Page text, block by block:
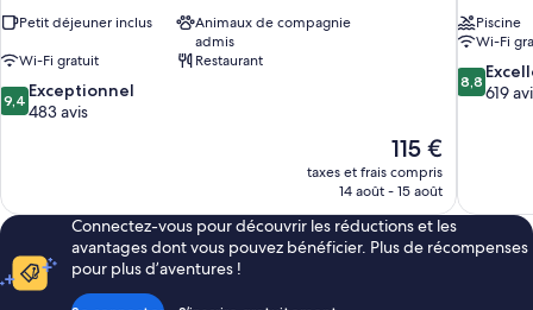
Petit déjeuner inclus
Animaux de compagnie
admis
Wi-Fi gratuit
Restaurant
9.4
sur
9,4 Exceptionnel
483 avis
Le
nouveau
prix
de
115 €
115 €
taxes et frais compris
14 août - 15 août
Piscine
Wi-Fi
8.8
sur
8,8
619
Connectez-vous pour découvrir les réductions et les
avantages dont vous pouvez bénéficier. Plus de récompenses
pour plus d’aventures !